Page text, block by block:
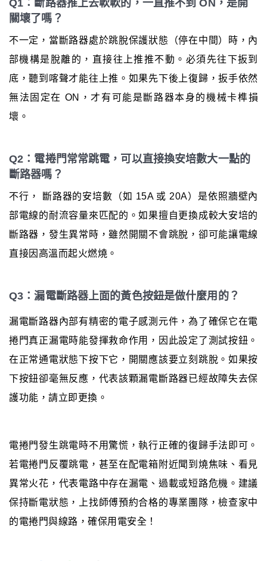
Q1：斷路器推上去軟軟的，一直推不到 ON，是開
關壞了嗎？
不一定，當斷路器處於跳脫保護狀態（停在中間）時，內
部機構是脫離的，直接往上推推不動。必須先往下扳到
底，聽到喀聲才能往上推。如果先下後上復歸，扳手依然
無法固定在 ON，才有可能是斷路器本身的機械卡榫損
壞。
Q2：電捲門常常跳電，可以直接換安培數大一點的
斷路器嗎？
不行， 斷路器的安培數（如 15A 或 20A）是依照牆壁內
部電線的耐流容量來匹配的。如果擅自更換成較大安培的
斷路器，發生異常時，雖然開關不會跳脫，卻可能讓電線
直接因高溫而起火燃燒。
Q3：漏電斷路器上面的黃色按鈕是做什麼用的？
漏電斷路器內部有精密的電子感測元件，為了確保它在電
捲門真正漏電時能發揮救命作用，因此設定了測試按鈕。
在正常通電狀態下按下它，開關應該要立刻跳脫。如果按
下按鈕卻毫無反應，代表該顆漏電斷路器已經故障失去保
護功能，請立即更換。
電捲門發生跳電時不用驚慌，執行正確的復歸手法即可。
若電捲門反覆跳電，甚至在配電箱附近聞到燒焦味、看見
異常火花，代表電路中存在漏電、過載或短路危機。建議
保持斷電狀態，上找師傅預約合格的專業團隊，檢查家中
的電捲門與線路，確保用電安全！